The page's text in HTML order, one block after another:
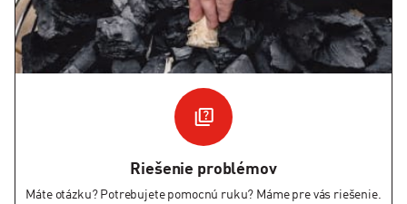
Riešenie problémov
Máte otázku? Potrebujete pomocnú ruku? Máme pre vás riešenie.